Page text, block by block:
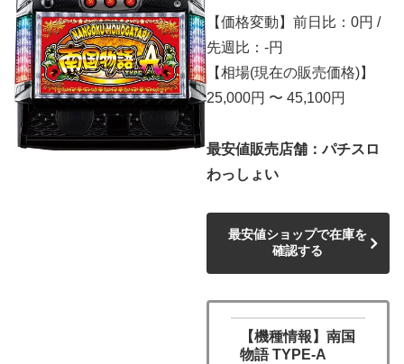
【価格変動】前日比：0円 /
先週比：-円
【相場(現在の販売価格)】
25,000円 〜 45,100円
最安値販売店舗：パチスロ
わっしょい
最安値ショップで在庫を
確認する
【機種情報】南国
物語 TYPE-A